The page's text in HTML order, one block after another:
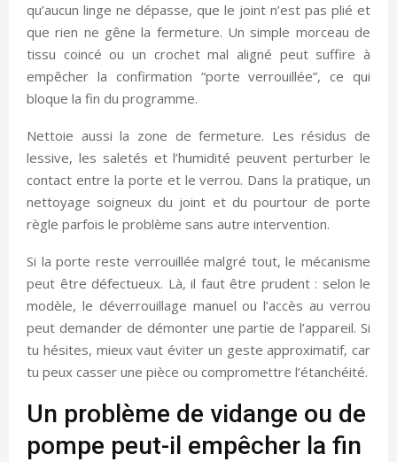
qu’aucun linge ne dépasse, que le joint n’est pas plié et
que rien ne gêne la fermeture. Un simple morceau de
tissu coincé ou un crochet mal aligné peut suffire à
empêcher la confirmation “porte verrouillée”, ce qui
bloque la fin du programme.
Nettoie aussi la zone de fermeture. Les résidus de
lessive, les saletés et l’humidité peuvent perturber le
contact entre la porte et le verrou. Dans la pratique, un
nettoyage soigneux du joint et du pourtour de porte
règle parfois le problème sans autre intervention.
Si la porte reste verrouillée malgré tout, le mécanisme
peut être défectueux. Là, il faut être prudent : selon le
modèle, le déverrouillage manuel ou l’accès au verrou
peut demander de démonter une partie de l’appareil. Si
tu hésites, mieux vaut éviter un geste approximatif, car
tu peux casser une pièce ou compromettre l’étanchéité.
Un problème de vidange ou de
pompe peut-il empêcher la fin